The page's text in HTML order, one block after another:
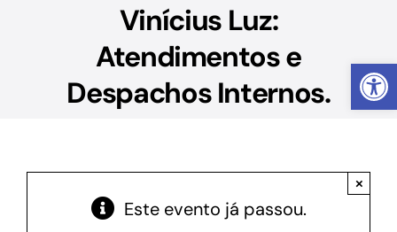
Abrir
Linhas de Crédito
Vinícius Luz:
Atendimentos e
Despachos Internos.
Este evento já passou.
×